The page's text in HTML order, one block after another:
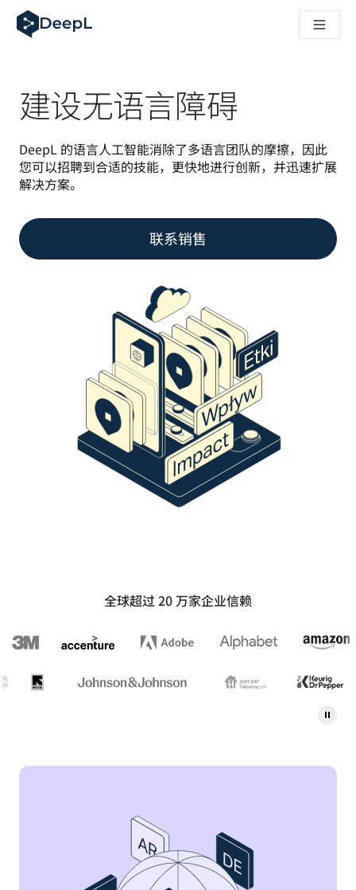
DeepL 人工智能智能体
DeepL Translation Flow：针对关键应用场景和集成的新型
解读企业级语言人工智能中的信任机制。与Slator的对话
我们如何构建 DeepL 的翻译质量评估系统
从高质量文本翻译到实时语音平台
Building an instantly accessible voice demo with DeepL
建设无语言障碍
DeepL 的语言人工智能消除了多语言团队的摩擦，因此
您可以招聘到合适的技能，更快地进行创新，并迅速扩展
解决方案。
联系销售
全球超过 20 万家企业信赖